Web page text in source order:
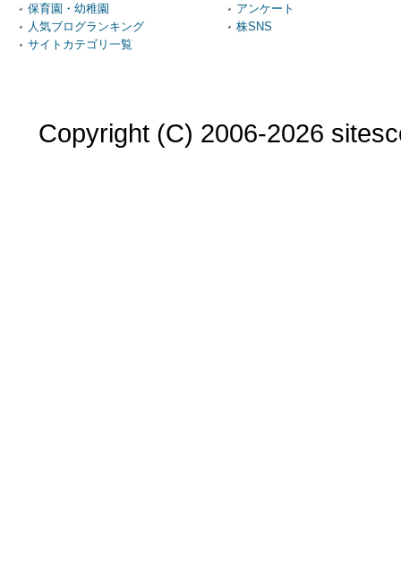
保育園・幼稚園
人気ブログランキング
サイトカテゴリ一覧
アンケート
株SNS
Copyright (C) 2006-2026